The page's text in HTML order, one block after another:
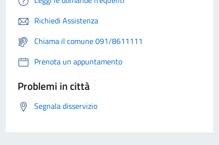
Richiedi Assistenza
Chiama il comune 091/8611111
Prenota un appuntamento
Problemi in città
Segnala disservizio